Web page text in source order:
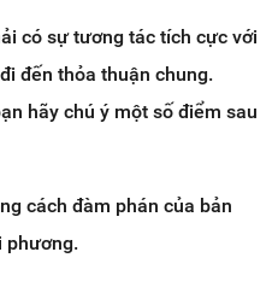
có sự tương tác tích cực với
đến thỏa thuận chung.
hãy chú ý một số điểm sau
cách đàm phán của bản
phương.